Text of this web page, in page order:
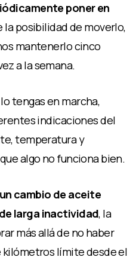
poner en
la posibilidad de moverlo,
mantenerlo cinco
a la semana.
tengas en marcha,
indicaciones del
temperatura y
algo no funciona bien.
cambio de aceite
larga inactividad, la
más allá de no haber
kilómetros límite desde el